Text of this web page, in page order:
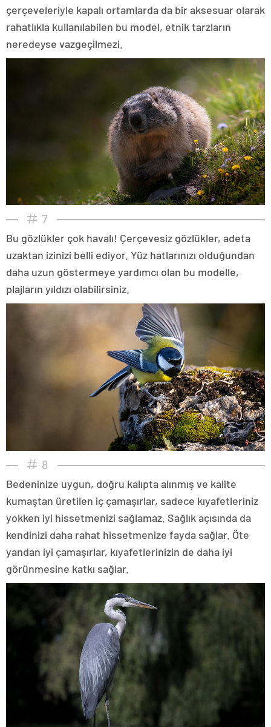
çerçeveleriyle kapalı ortamlarda da bir aksesuar olarak
rahatlıkla kullanılabilen bu model, etnik tarzların
neredeyse vazgeçilmezi.
7
Bu gözlükler çok havalı! Çerçevesiz gözlükler, adeta
uzaktan izinizi belli ediyor. Yüz hatlarınızı olduğundan
daha uzun göstermeye yardımcı olan bu modelle,
plajların yıldızı olabilirsiniz.
8
Bedeninize uygun, doğru kalıpta alınmış ve kalite
kumaştan üretilen iç çamaşırlar, sadece kıyafetleriniz
yokken iyi hissetmenizi sağlamaz. Sağlık açısında da
kendinizi daha rahat hissetmenize fayda sağlar. Öte
yandan iyi çamaşırlar, kıyafetlerinizin de daha iyi
görünmesine katkı sağlar.